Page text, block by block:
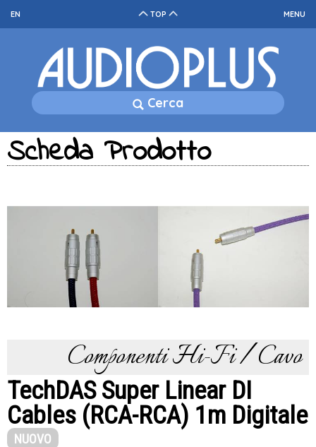
TOP MENU
EN
Cerca
Scheda Prodotto
Componenti Hi-Fi / Cavo
TechDAS Super Linear DI
Cables (RCA-RCA) 1m Digitale
NUOVO